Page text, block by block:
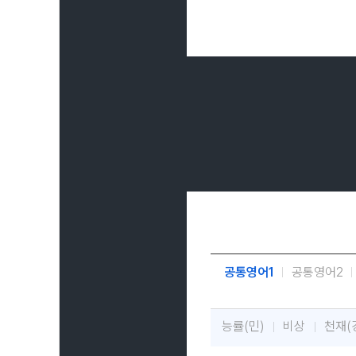
공통영어1 공통영어2
능률(민) 비상 천재(